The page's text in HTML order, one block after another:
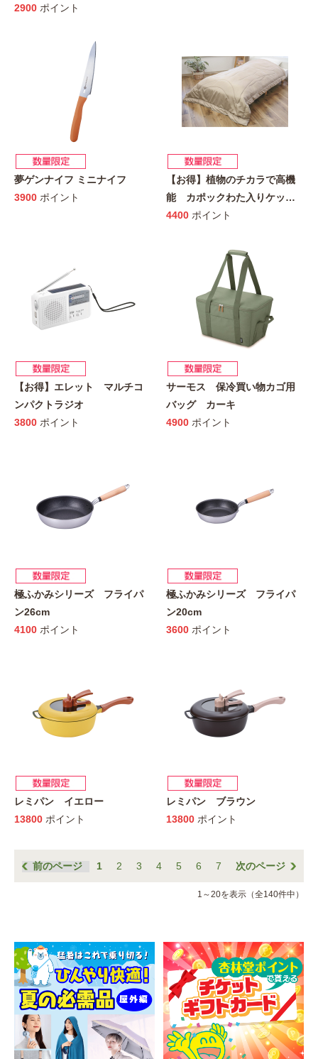
2900 ポイント
夢ゲンナイフ ミニナイフ
3900 ポイント
【お得】植物のチカラで高機
能 カポックわた入りケッ…
4400 ポイント
【お得】エレット マルチコ
ンパクトラジオ
3800 ポイント
サーモス 保冷買い物カゴ用
バッグ カーキ
4900 ポイント
極ふかみシリーズ フライパ
ン26cm
4100 ポイント
極ふかみシリーズ フライパ
ン20cm
3600 ポイント
レミパン イエロー
13800 ポイント
レミパン ブラウン
13800 ポイント
前のページ 1 2 3 4 5 6 7 次のページ
1～20を表示（全140件中）